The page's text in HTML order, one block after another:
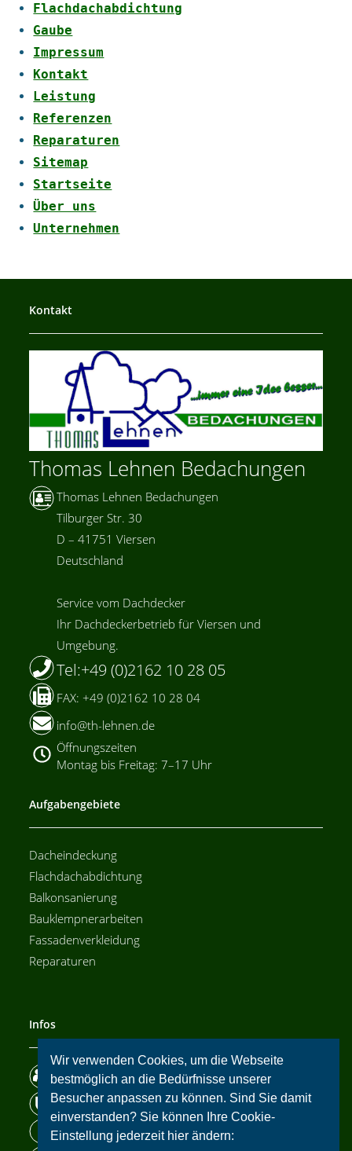
Wir verwenden Cookies, um die Webseite
bestmöglich an die Bedürfnisse unserer
Besucher anpassen zu können. Sind Sie damit
einverstanden? Sie können Ihre Cookie-
Einstellung jederzeit hier ändern:
Flachdachabdichtung
Gaube
Impressum
Kontakt
Leistung
Referenzen
Reparaturen
Sitemap
Startseite
Über uns
Unternehmen
Kontakt
Thomas Lehnen Bedachungen
Thomas Lehnen Bedachungen
Tilburger Str. 30
D – 41751 Viersen
Deutschland
Service vom Dachdecker
Ihr Dachdeckerbetrieb für Viersen und
Umgebung.
Tel:+49 (0)2162 10 28 05
FAX: +49 (0)2162 10 28 04
info@th-lehnen.de
Öffnungszeiten
Montag bis Freitag: 7–17 Uhr
Aufgabengebiete
Dacheindeckung
Flachdachabdichtung
Balkonsanierung
Bauklempnerarbeiten
Fassadenverkleidung
Reparaturen
Infos
Wir über uns
Datenschutz
Impressum